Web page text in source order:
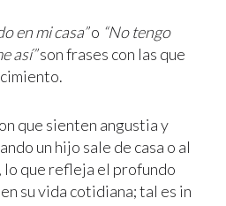
en mi casa”o “No tengo
así”son frases con las que
que sienten angustia y
un hijo sale de casa o al
lo que refleja el profundo
su vida cotidiana; tal es in